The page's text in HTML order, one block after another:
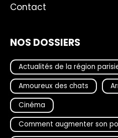
Contact
NOS DOSSIERS
Actualités de la région
Amoureux des chats
Cinéma
Comment augmenter son